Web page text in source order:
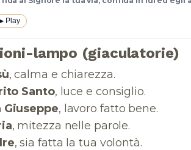
Play
lampo (giaculatorie)
, calma e chiarezza.
Santo, luce e consiglio.
Giuseppe, lavoro fatto bene.
, mitezza nelle parole.
, sia fatta la tua volontà.